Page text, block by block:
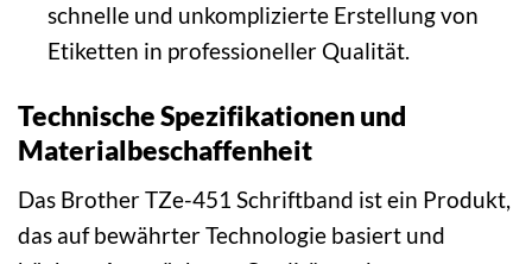
schnelle und unkomplizierte Erstellung von
Etiketten in professioneller Qualität.
Technische Spezifikationen und
Materialbeschaffenheit
Das Brother TZe-451 Schriftband ist ein Produkt,
das auf bewährter Technologie basiert und